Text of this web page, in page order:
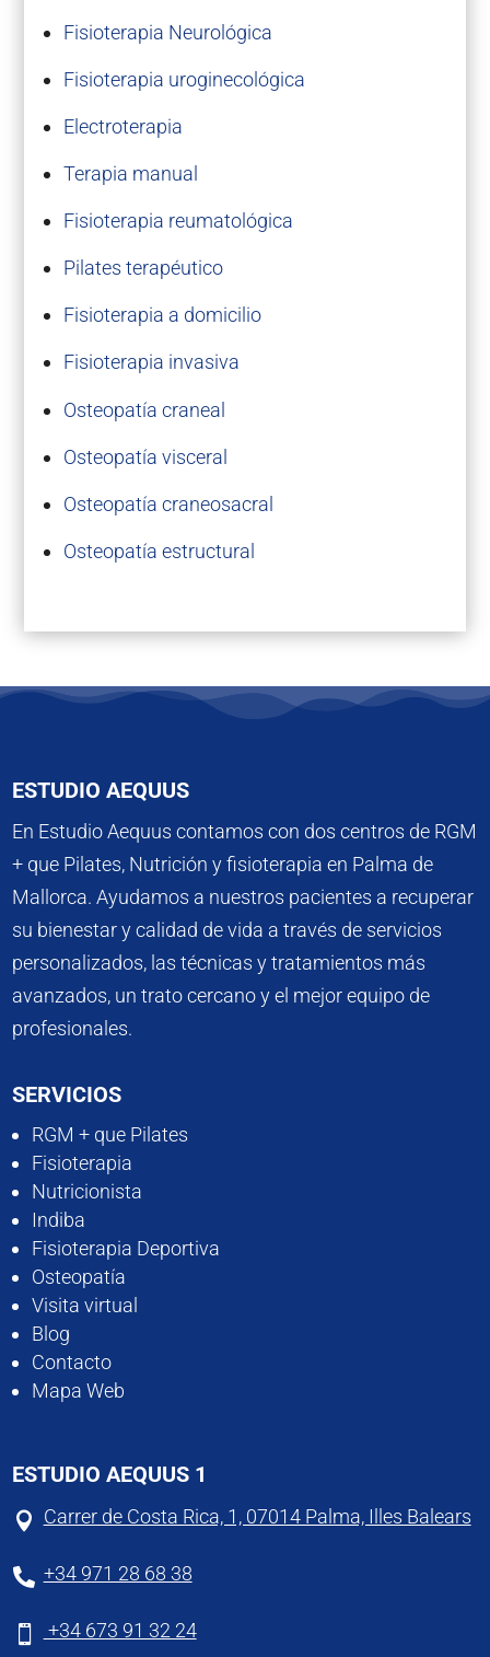
Fisioterapia Neurológica
Fisioterapia uroginecológica
Electroterapia
Terapia manual
Fisioterapia reumatológica
Pilates terapéutico
Fisioterapia a domicilio
Fisioterapia invasiva
Osteopatía craneal
Osteopatía visceral
Osteopatía craneosacral
Osteopatía estructural
ESTUDIO AEQUUS
En Estudio Aequus contamos con dos centros de RGM
+ que Pilates, Nutrición y fisioterapia en Palma de
Mallorca. Ayudamos a nuestros pacientes a recuperar
su bienestar y calidad de vida a través de servicios
personalizados, las técnicas y tratamientos más
avanzados, un trato cercano y el mejor equipo de
profesionales.
SERVICIOS
RGM + que Pilates
Fisioterapia
Nutricionista
Indiba
Fisioterapia Deportiva
Osteopatía
Visita virtual
Blog
Contacto
Mapa Web
ESTUDIO AEQUUS 1
 Carrer de Costa Rica, 1, 07014 Palma, Illes Balears
 +34 971 28 68 38
 +34 673 91 32 24